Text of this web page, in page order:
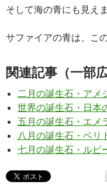
そして海の青にも見えま
サファイアの青は、こ
関連記事（一部
二月の誕生石・アメ
世界の誕生石・日本
五月の誕生石・エメ
八月の誕生石・ベリ
七月の誕生石・ルビ